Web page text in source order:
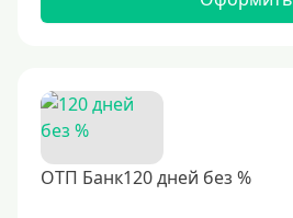
ОТП Банк120 дней без %